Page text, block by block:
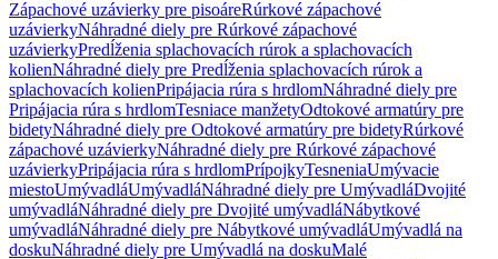
Zápachové uzávierky pre pisoáreRúrkové zápachové
uzávierkyNáhradné diely pre Rúrkové zápachové
uzávierkyPredĺženia splachovacích rúrok a splachovacích
kolienNáhradné diely pre Predĺženia splachovacích rúrok a
splachovacích kolienPripájacia rúra s hrdlomNáhradné diely pre
Pripájacia rúra s hrdlomTesniace manžetyOdtokové armatúry pre
bidetyNáhradné diely pre Odtokové armatúry pre bidetyRúrkové
zápachové uzávierkyNáhradné diely pre Rúrkové zápachové
uzávierkyPripájacia rúra s hrdlomPrípojkyTesneniaUmývacie
miestoUmývadláUmývadláNáhradné diely pre UmývadláDvojité
umývadláNáhradné diely pre Dvojité umývadláNábytkové
umývadláNáhradné diely pre Nábytkové umývadláUmývadlá na
doskuNáhradné diely pre Umývadlá na doskuMalé